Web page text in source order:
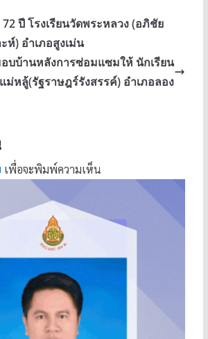
ปี โรงเรียนวัดพระหลวง (อภิชัย
ห์) อำเภอสูงเม่น
บบ้านหลังการซ่อมแซมให้ นักเรียน
ม่หลู้(รัฐราษฎร์รังสรรค์) อำเภอลอง
เพื่อจะพิมพ์ความเห็น